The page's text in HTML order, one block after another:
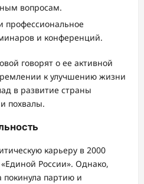
вопросам.
профессиональное
и конференций.
говорят о ее активной
к улучшению жизни
в развитие страны
похвалы.
карьеру в 2000
России». Однако,
покинула партию и